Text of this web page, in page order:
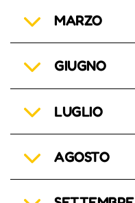
MARZO
GIUGNO
LUGLIO
AGOSTO